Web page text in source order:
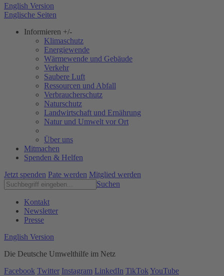
English Version
Englische Seiten
Informieren +/-
Klimaschutz
Energiewende
Wärmewende und Gebäude
Verkehr
Saubere Luft
Ressourcen und Abfall
Verbraucherschutz
Naturschutz
Landwirtschaft und Ernährung
Natur und Umwelt vor Ort
Über uns
Mitmachen
Spenden & Helfen
Jetzt spenden Pate werden Mitglied werden
Suchen
Kontakt
Newsletter
Presse
English Version
Die Deutsche Umwelthilfe im Netz
Facebook Twitter Instagram LinkedIn TikTok YouTube